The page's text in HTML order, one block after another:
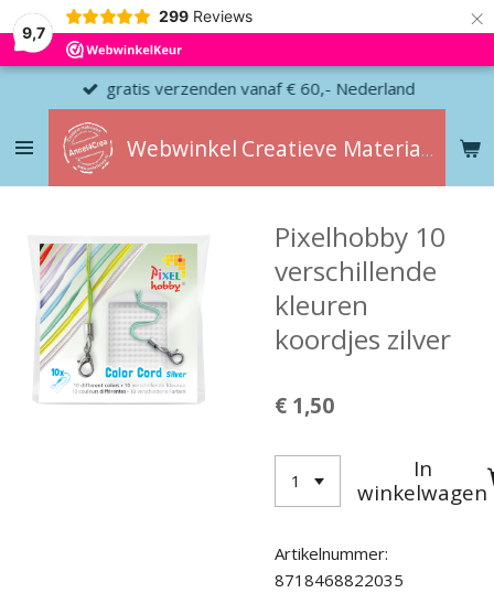
9,7
299 Reviews ×
Webwinkel Creatieve Materialen
gratis verzenden vanaf € 60,- Nederland
Pixelhobby 10
verschillende
kleuren
koordjes zilver
€ 1,50
In
winkelwagen
Artikelnummer:
8718468822035